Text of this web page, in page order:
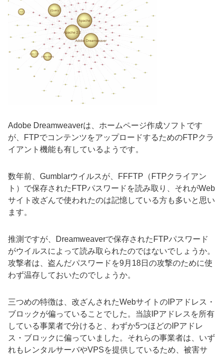
Adobe Dreamweaverは、ホームページ作成ソフトです
が、FTPでコンテンツをアップロードするためのFTPクラ
イアント機能も有しているようです。
数年前、Gumblarウイルスが、FFFTP（FTPクライアン
ト）で保存されたFTPパスワードを読み取り、それがWeb
サイト改ざんで使われたのは記憶している方も多いと思い
ます。
推測ですが、Dreamweaverで保存されたFTPパスワード
がウイルスによって読み取られたのではないでしょうか。
攻撃者は、盗んだパスワードを9月18日の攻撃のために使
わず温存しておいたのでしょうか。
三つめの特徴は、改ざんされたWebサイトのIPアドレス・
ブロックが偏っていることでした。当該IPアドレスを所有
している事業者で分けると、わずか5つほどのIPアドレ
ス・ブロックに偏っていました。それらの事業者は、いず
れもレンタルサーバやVPSを提供しているため、被害サ